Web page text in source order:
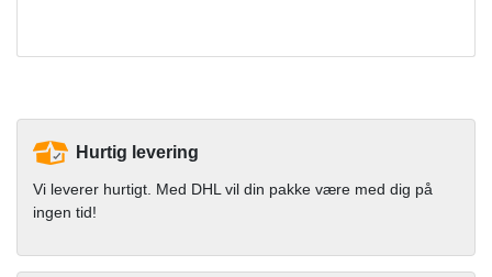
Hurtig levering
Vi leverer hurtigt. Med DHL vil din pakke være med dig på
ingen tid!